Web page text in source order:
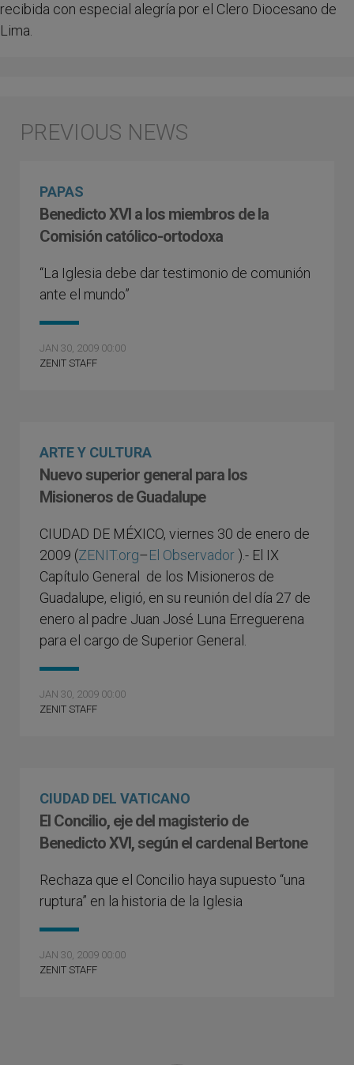
recibida con especial alegría por el Clero Diocesano de
Lima.
PAPAS
Benedicto XVI a los miembros de la
Comisión católico-ortodoxa
“La Iglesia debe dar testimonio de comunión
ante el mundo”
JAN 30, 2009 00:00
ZENIT STAFF
ARTE Y CULTURA
Nuevo superior general para los
Misioneros de Guadalupe
CIUDAD DE MÉXICO, viernes 30 de enero de
2009 (ZENIT.org–El Observador ).- El IX
Capítulo General de los Misioneros de
Guadalupe, eligió, en su reunión del día 27 de
enero al padre Juan José Luna Erreguerena
para el cargo de Superior General.
JAN 30, 2009 00:00
ZENIT STAFF
CIUDAD DEL VATICANO
El Concilio, eje del magisterio de
Benedicto XVI, según el cardenal Bertone
Rechaza que el Concilio haya supuesto “una
ruptura” en la historia de la Iglesia
JAN 30, 2009 00:00
ZENIT STAFF